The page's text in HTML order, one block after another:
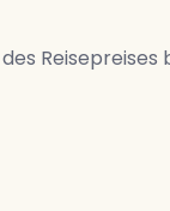
Reisepreises